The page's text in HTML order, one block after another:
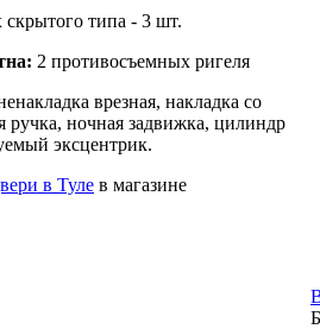
типа - 3 шт.
2 противосъемных ригеля
врезная, накладка со
ручка, ночная задвижка, цилиндр
эксцентрик.
в Туле в магазине